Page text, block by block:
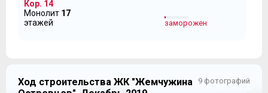
Кор. 14
Монолит 17
этажей
заморожен
9 фотографий
Ход строительства ЖК "Жемчужина